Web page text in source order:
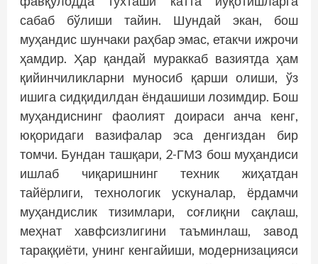
сабаб бўлиши тайин. Шундай экан, бош
муҳандис шунчаки раҳбар эмас, етакчи ижрочи
ҳамдир. Ҳар қандай мураккаб вазиятда ҳам
қийинчиликларни муносиб қарши олиши, ўз
ишига сидқидилдан ёндашиши лозимдир. Бош
муҳандиснинг фаолият доираси анча кенг,
юқоридаги вазифалар эса денгиздан бир
томчи. Бундан ташқари, 2-ГМЗ бош муҳандиси
ишлаб чиқаришнинг техник жиҳатдан
тайёрлиги, технологик ускуналар, ёрдамчи
муҳандислик тизимлари, соғлиқни сақлаш,
меҳнат хавфсизлигини таъминлаш, завод
тараққиёти, унинг кенгайиши, модернизацияси